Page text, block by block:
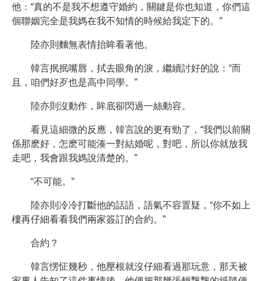
他：“真的不是我不想遵守婚約，關鍵是你也知道，你們這
個聯姻完全是我媽在我不知情的時候給我定下的。”
陸亦則麵無表情抬眸看著他。
韓言抿抿嘴唇，拭去眼角的淚，繼續討好的說：“而
且，咱們好歹也是高中同學。”
陸亦則沒動作，眸底卻閃過一絲動容。
看見這細微的反應，韓言說的更有勁了，“我們以前關
係那麽好，怎麽可能湊一對結婚呢，對吧，所以你就放我
走吧，我會跟我媽說清楚的。”
“不可能。”
陸亦則冷冷打斷他的話語，語氣不容置疑，“你不如上
樓再仔細看看我們兩家簽訂的合約。”
合約？
韓言愣怔幾秒，他壓根就沒仔細看過那玩意，那天被